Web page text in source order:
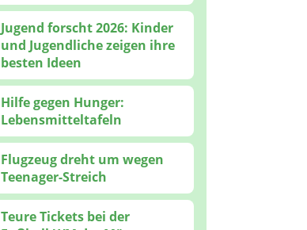
Jugend forscht 2026: Kinder
und Jugendliche zeigen ihre
besten Ideen
Hilfe gegen Hunger:
Lebensmitteltafeln
Flugzeug dreht um wegen
Teenager-Streich
Teure Tickets bei der